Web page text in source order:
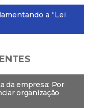
a “Lei
da empresa: Por
organização